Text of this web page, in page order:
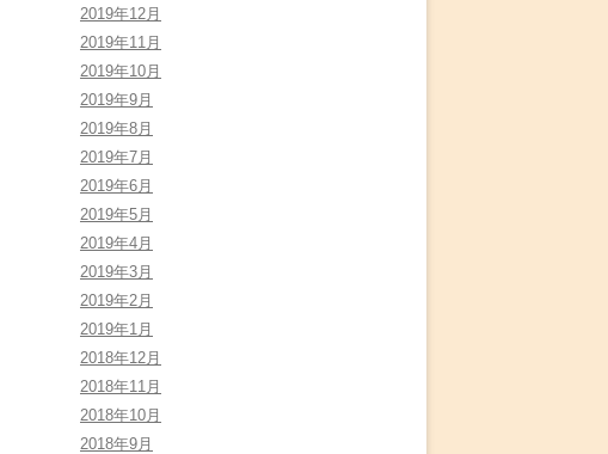
2019年12月
2019年11月
2019年10月
2019年9月
2019年8月
2019年7月
2019年6月
2019年5月
2019年4月
2019年3月
2019年2月
2019年1月
2018年12月
2018年11月
2018年10月
2018年9月